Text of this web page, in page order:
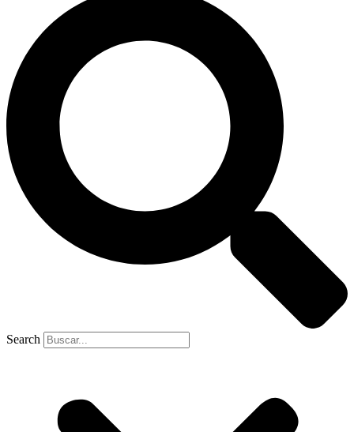
Search